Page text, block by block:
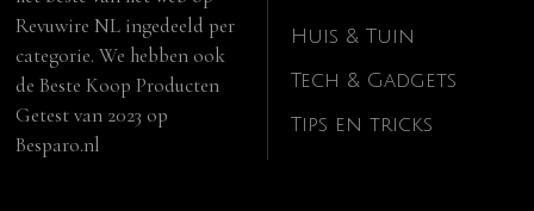
Revuwire NL ingedeeld per
categorie. We hebben ook
deBeste Koop Producten
Getest van 2023 op
Besparo.nl
Huis & Tuin
Tech & Gadgets
Tips en tricks